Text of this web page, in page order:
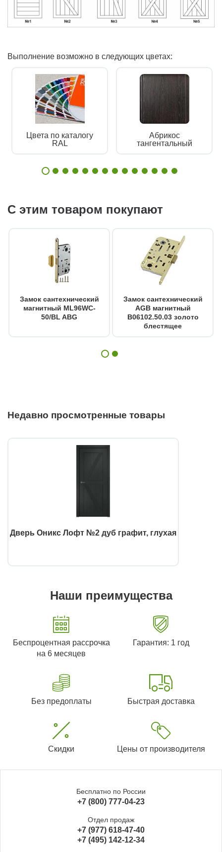
Выполнение возможно в следующих цветах:
Цвета по каталогу
RAL
Абрикос
тангентальный
С этим товаром покупают
Замок сантехнический
магнитный ML96WC-
50/BL ABG
Замок сантехнический
AGB магнитный
B06102.50.03 золото
блестящее
Недавно просмотренные товары
Дверь Оникс Лофт №2 дуб графит, глухая
Наши преимущества
Беспроцентная рассрочка
на 6 месяцев
Гарантия: 1 год
Без предоплаты Быстрая доставка
Скидки Цены от производителя
Бесплатно по России
+7 (800) 777-04-23
Отдел продаж
+7 (977) 618-47-40
+7 (495) 142-12-34